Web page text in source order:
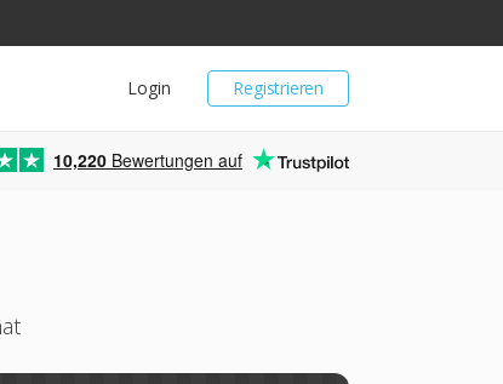
Registrieren
Login
10,220 Bewertungen auf